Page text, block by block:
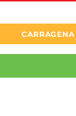
CARRAGENA